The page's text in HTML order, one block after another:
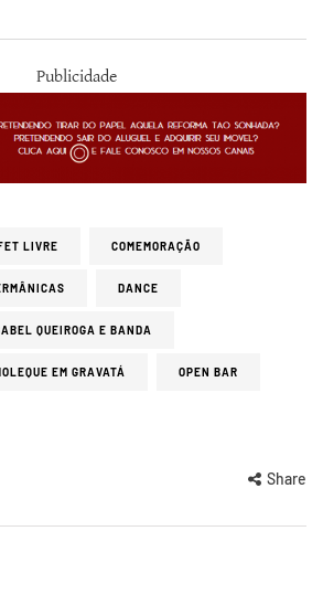
Publicidade
LIVRE COMEMORAÇÃO
DANCE
QUEIROGA E BANDA
EM GRAVATÁ OPEN BAR
Share